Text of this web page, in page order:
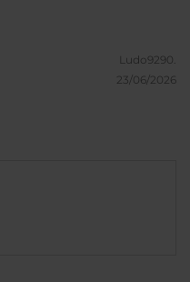
Ludo9290.
23/06/2026